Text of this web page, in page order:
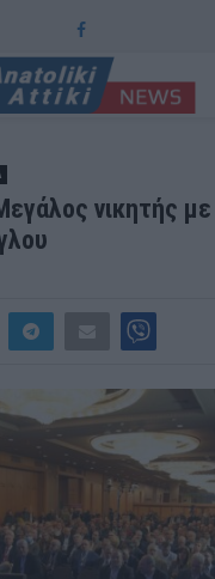
Facebook
νικητής με